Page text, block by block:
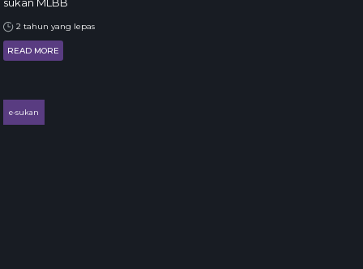
2 tahun yang lepas
READ MORE
e-sukan